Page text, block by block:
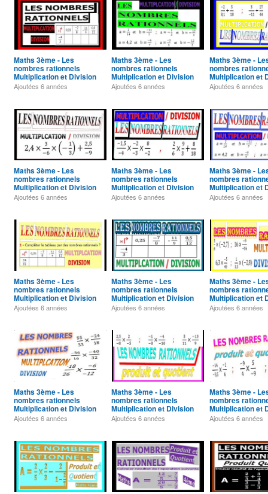
Maths 3ème - Les
nombres rationnels
Multiplication et Division
Exercice 15
Ajoutées 6 années
Maths 3ème - Les
nombres rationnels
Multiplication et Division
Exercice 14
Ajoutées6 années
Maths 3ème -
nombres
Multiplication et
Exercice 13
Ajoutées 6 années
Maths 3ème - Les
nombres rationnels
Multiplication et Division
Exercice 11
Ajoutées 6 années
Maths 3ème - Les
nombres rationnels
Multiplication et Division
Exercice 10
Ajoutées6 années
Maths 3ème -
nombres
Multiplication et
Exercice 9
Ajoutées 6 années
Maths 3ème - Les
nombres rationnels
Multiplication et Division
Exercice 7
Ajoutées 6 années
Maths 3ème - Les
nombres rationnels
Multiplication et Division
Exercice 6
Ajoutées6 années
Maths 3ème -
nombres
Multiplication et
Exercice 5
Ajoutées 6 années
Maths 3ème - Les
nombres rationnels
Multiplication et Division
Exercice 3
Ajoutées 6 années
Maths 3ème - Les
nombres rationnels
Multiplication et Division
Exercice 2
Ajoutées6 années
Maths 3ème -
nombres
Multiplication et
Exercice 1
Ajoutées 6 années